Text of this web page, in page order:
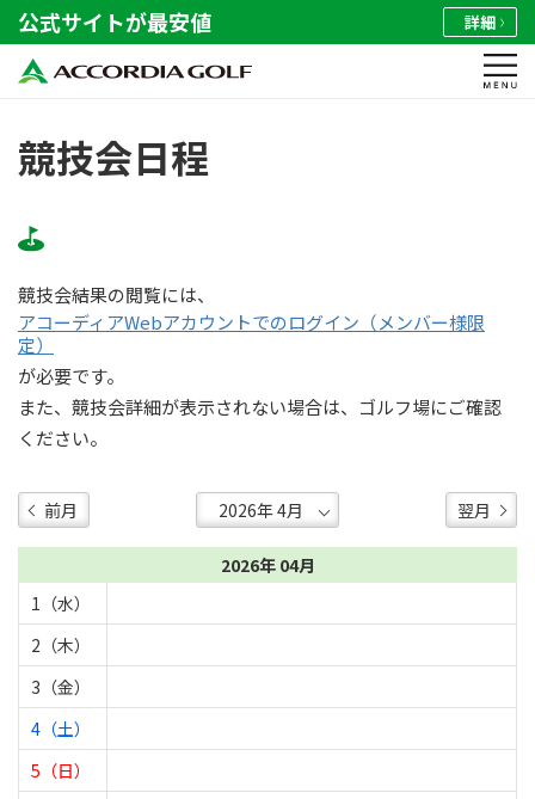
公式サイトが最安値 詳細
競技会日程
競技会結果の閲覧には、
アコーディアWebアカウントでのログイン（メンバー様限
定）
が必要です。
また、競技会詳細が表示されない場合は、ゴルフ場にご確認
ください。
前月 翌月
2026年 04月
1（水）
2（木）
3（金）
4（土）
5（日）